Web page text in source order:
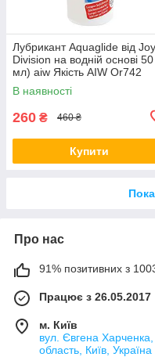
Лубрикант Aquaglide від Joy
Division на водній основі 50
мл) aiw Якість AIW Or742
В наявності
260 ₴ 460 ₴
Купити
Про нас
91% позитивних з 1003
Працює з 26.05.2017
м. Київ
вул. Євгена
область, Київ, Україна